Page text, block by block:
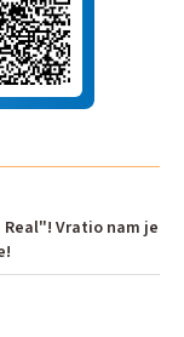
Vratio nam je